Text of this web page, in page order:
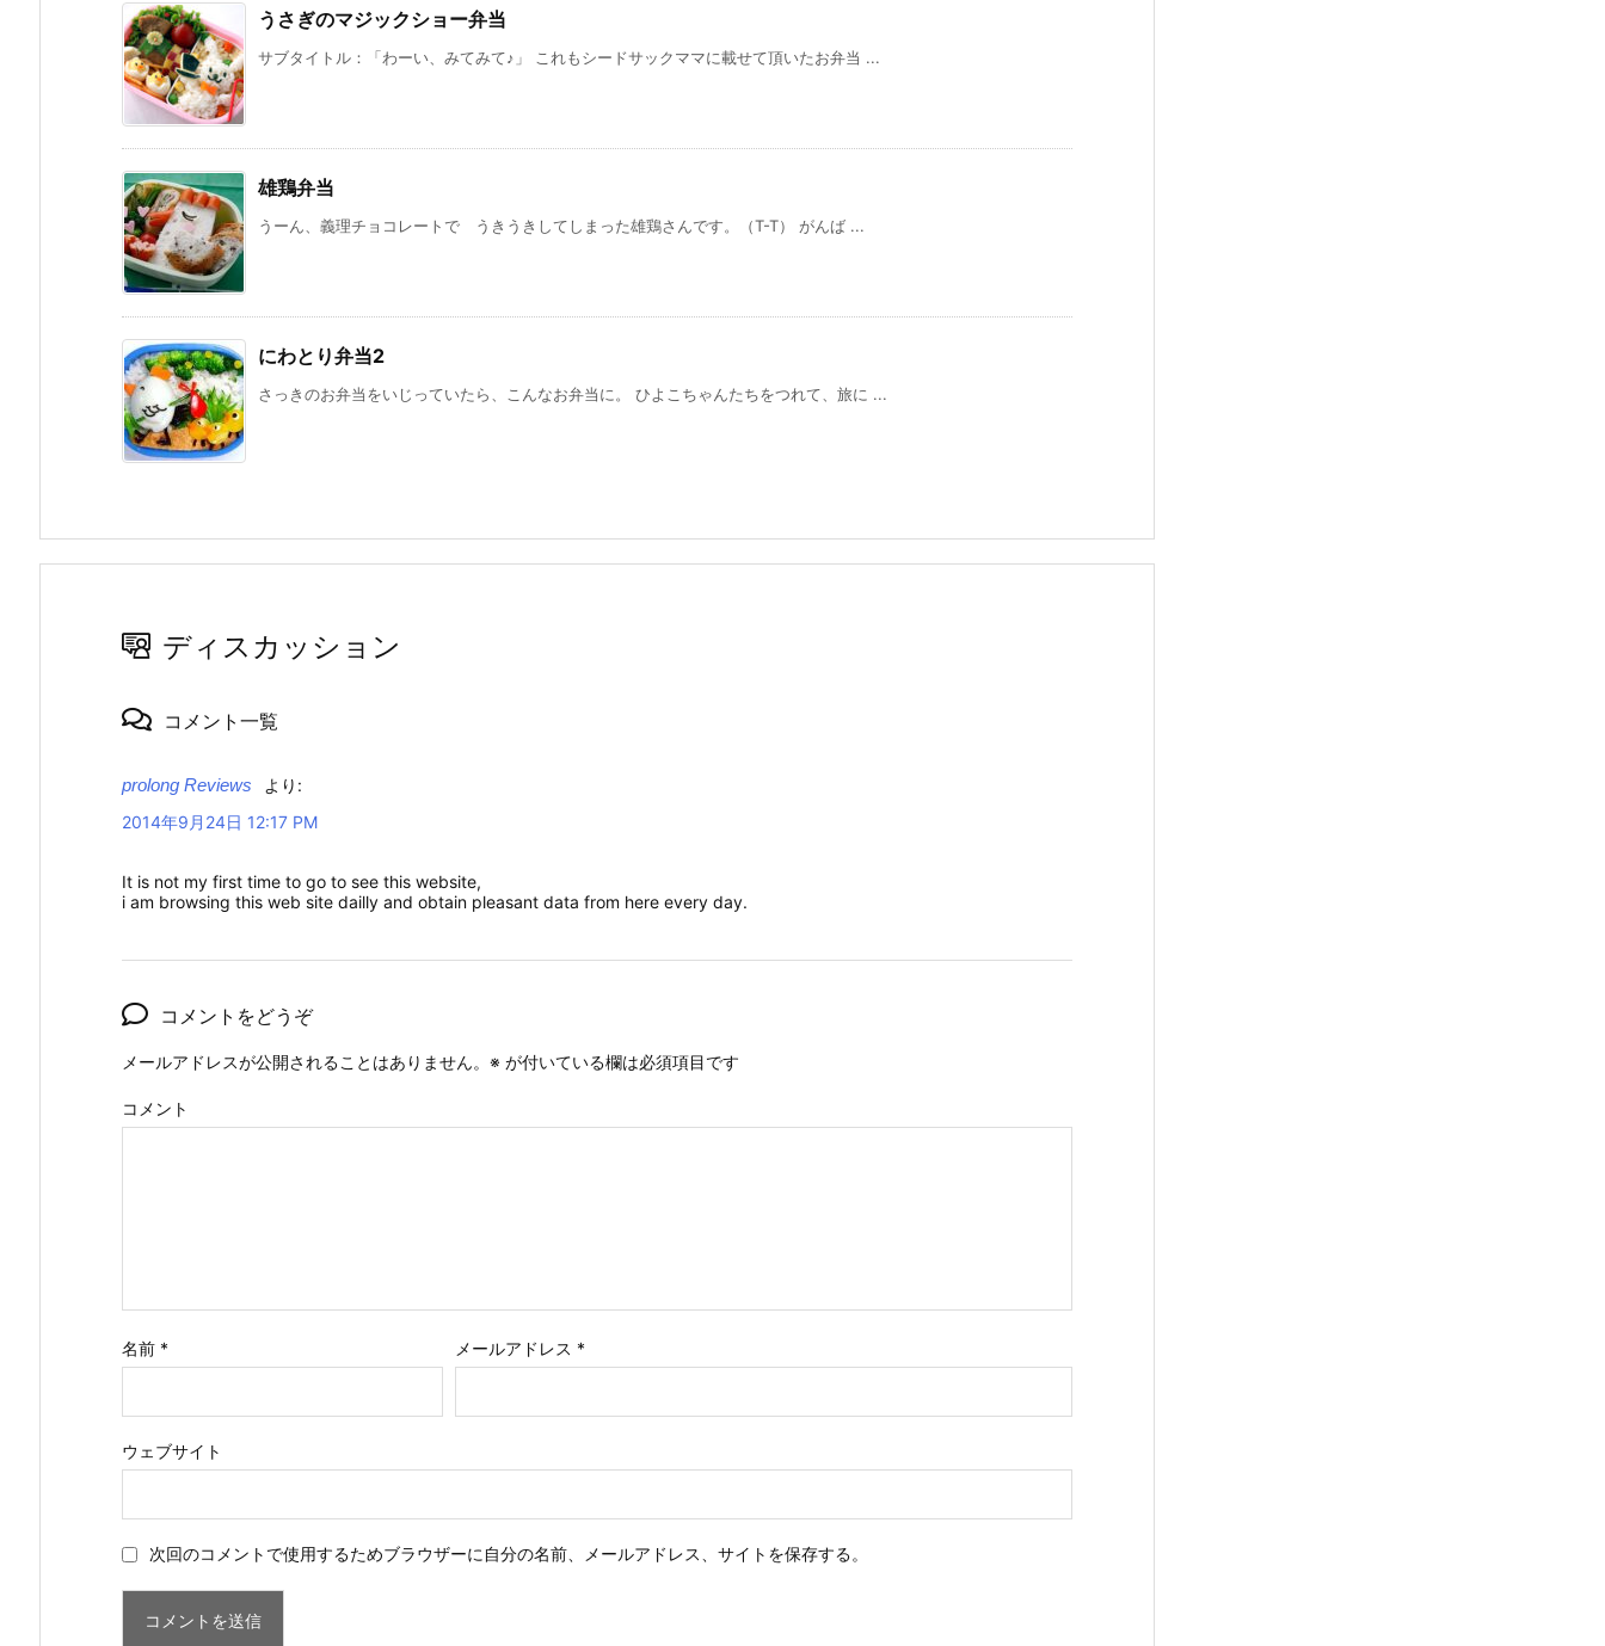
うさぎのマジックショー弁当
サブタイトル：「わーい、みてみて♪」 これもシードサックママに載せて頂いたお弁当 ...
雄鶏弁当
うーん、義理チョコレートで うきうきしてしまった雄鶏さんです。（T-T） がんば ...
にわとり弁当2
さっきのお弁当をいじっていたら、こんなお弁当に。 ひよこちゃんたちをつれて、旅に ...
ディスカッション
コメント一覧
prolong Reviews
より:
2014年9月24日 12:17 PM
It is not my first time to go to see this website,
i am browsing this web site dailly and obtain pleasant data from here every day.
コメントをどうぞ
メールアドレスが公開されることはありません。 ※ が付いている欄は必須項目です
コメント
名前 * メールアドレス *
ウェブサイト
次回のコメントで使用するためブラウザーに自分の名前、メールアドレス、サイトを保存する。